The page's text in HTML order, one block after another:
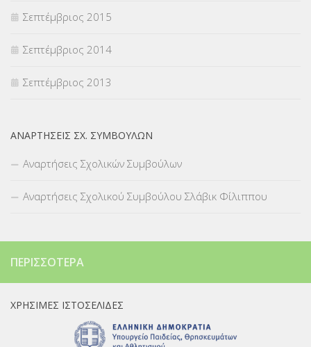
Σεπτέμβριος 2015
Σεπτέμβριος 2014
Σεπτέμβριος 2013
ΑΝΑΡΤΉΣΕΙΣ ΣΧ. ΣΥΜΒΟΎΛΩΝ
Αναρτήσεις Σχολικών Συμβούλων
Αναρτήσεις Σχολικού Συμβούλου Σλάβικ Φίλιππου
ΠΕΡΙΣΣΌΤΕΡΑ
ΧΡΉΣΙΜΕΣ ΙΣΤΟΣΕΛΊΔΕΣ